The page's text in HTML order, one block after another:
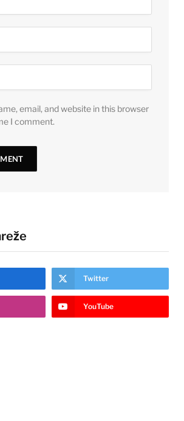
email, and website in this browser
I comment.
Twitter
YouTube